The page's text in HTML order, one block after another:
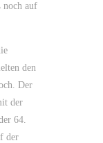
noch auf
den
Der
der
64.
der